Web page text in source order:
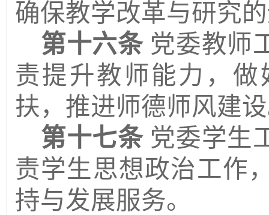
确保教学改革与研究
第十六条 党委教师
责提升教师能力，
扶，推进师德师风建
第十七条 党委学生
责学生思想政治工作
持与发展服务。